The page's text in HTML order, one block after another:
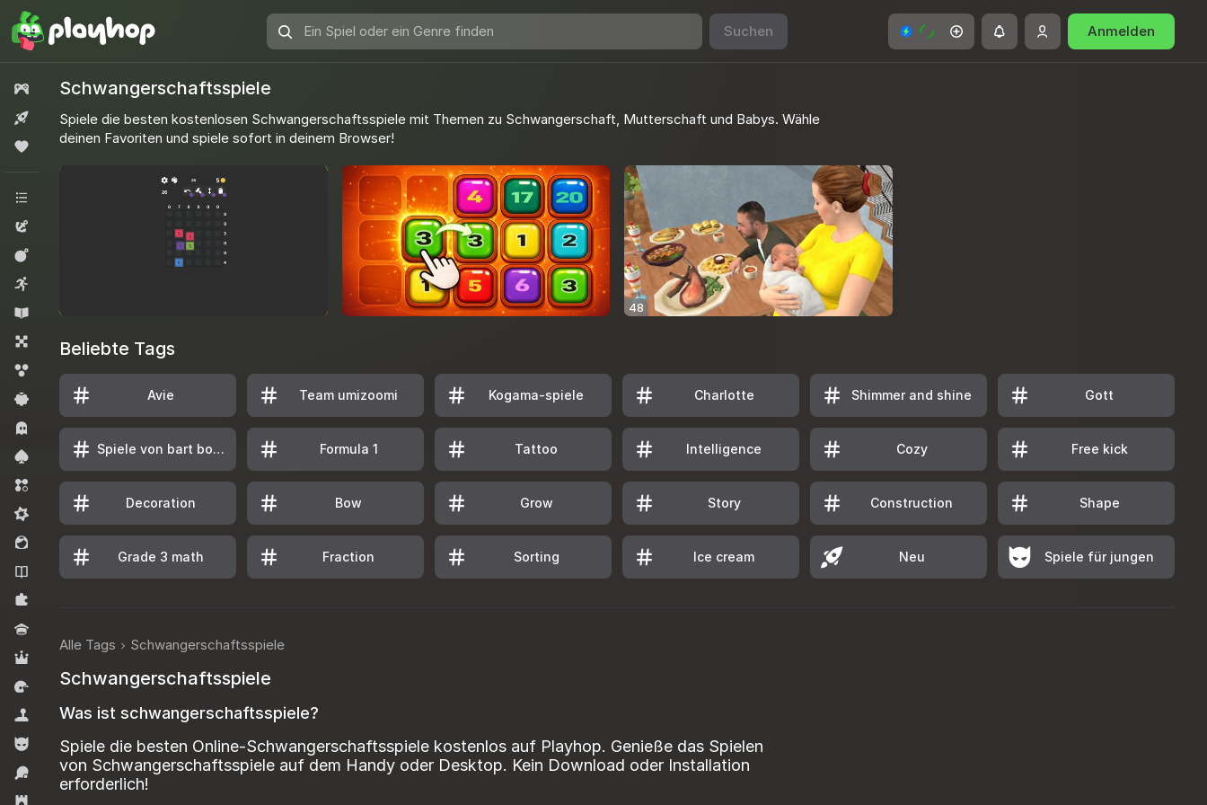
Ein
ein
Genre
finden
Suchen Anmelden
Alle Spiele
Neu
Beliebt
Bildung
Brettspiele
Bubble Shooter
Freizeit
Grusel
Kartenspiele
Match 3
Midcore
Mädchen-Spiele
Novellen
Racing
Simulatoren
Spiele für Jungen
Sport
Schwangerschaftsspiele
Spiele die besten kostenlosen Schwangerschaftsspiele mit Themen zu Schwangerschaft, Mutterschaft und Babys. Wähle
deinen Favoriten und spiele sofort in deinem Browser!
48
Beliebte Tags
Avie Team umizoomi Kogama-spiele Charlotte Shimmer and shine Gott
Spiele von bart bonte Formula 1 Tattoo Intelligence Cozy Free kick
Decoration Bow Grow Story Construction Shape
Grade 3 math Fraction Sorting Ice cream Neu Spiele für jungen
Alle Tags Schwangerschaftsspiele
Schwangerschaftsspiele
Was ist schwangerschaftsspiele?
Spiele die besten Online-Schwangerschaftsspiele kostenlos auf Playhop. Genieße das Spielen
von Schwangerschaftsspiele auf dem Handy oder Desktop. Kein Download oder Installation
erforderlich!